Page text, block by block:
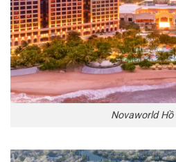
Novaworld